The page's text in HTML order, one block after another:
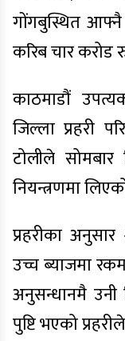
गोंगबुस्थित आफ्नै
करिब चार करोड
काठमाडौं
जिल्ला प्रहरी
टोलीले सोमबार
नियन्त्रणमा
प्रहरीका
उच्च ब्याजमा
अनुसन्धानमै उनी
पुष्टि भएको